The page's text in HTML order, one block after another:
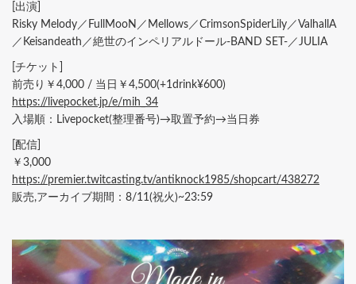
[出演]
Risky Melody／FullMooN／Mellows／CrimsonSpiderLily／ValhallA
／Keisandeath／絶世のインペリアルドール-BAND SET-／JULIA
[チケット]
前売り￥4,000 / 当日￥4,500(+1drink¥600)
https://livepocket.jp/e/mih_34
入場順：Livepocket(整理番号)→取置予約→当日券
[配信]
￥3,000
https://premier.twitcasting.tv/antiknock1985/shopcart/438272
販売,アーカイブ期間：8/11(祝火)~23:59